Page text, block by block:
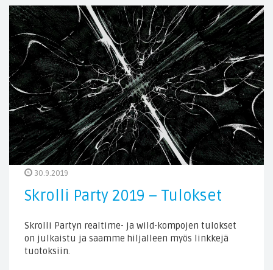
30.9.2019
Skrolli Party 2019 – Tulokset
Skrolli Partyn realtime- ja wild-kompojen tulokset
on julkaistu ja saamme hiljalleen myös linkkejä
tuotoksiin.